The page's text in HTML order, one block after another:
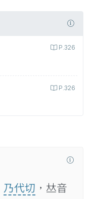
P.326
P.326
乃代切 ，𠀤音